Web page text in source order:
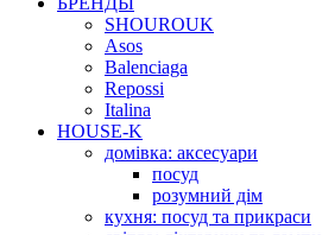
SHOUROUK
Asos
Balenciaga
Repossi
Italina
HOUSE-K
домівка: аксесуари
посуд
розумний дім
кухня: посуд та прикраси